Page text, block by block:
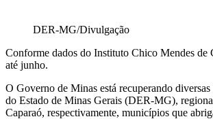
DER-MG/Divulgação
Conforme dados do Instituto Chico Mendes de
até junho.
O Governo de Minas está recuperando
do Estado de Minas Gerais (DER-MG),
Caparaó, respectivamente, municípios que